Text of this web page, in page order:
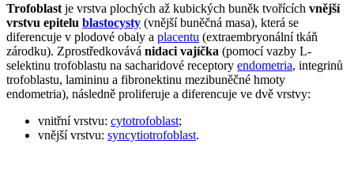
Trofoblast je vrstva plochých až kubických buněk tvořících vnější
vrstvu epitelu blastocysty (vnější buněčná masa), která se
diferencuje v plodové obaly a placentu (extraembryonální tkáň
zárodku). Zprostředkovává nidaci vajíčka (pomocí vazby L-
selektinu trofoblastu na sacharidové receptory endometria, integrinů
trofoblastu, lamininu a fibronektinu mezibuněčné hmoty
endometria), následně proliferuje a diferencuje ve dvě vrstvy:
vnitřní vrstvu: cytotrofoblast;
vnější vrstvu: syncytiotrofoblast.